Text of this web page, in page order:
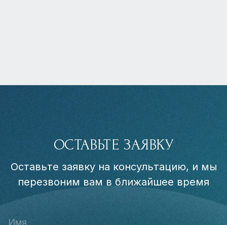
ОСТАВЬТЕ ЗАЯВКУ
Оставьте заявку на консультацию, и мы
перезвоним вам в ближайшее время